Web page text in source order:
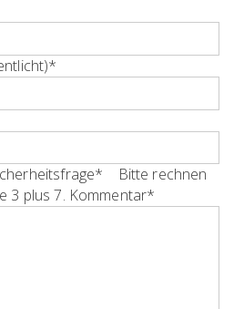
*
*
Bitte rechnen
3 plus 7. Pflichtfeld
Kommentar*